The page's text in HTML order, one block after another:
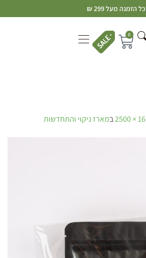
הזמנה מעל 299 ₪
0
1667 במארז ניקוי והתחדשות